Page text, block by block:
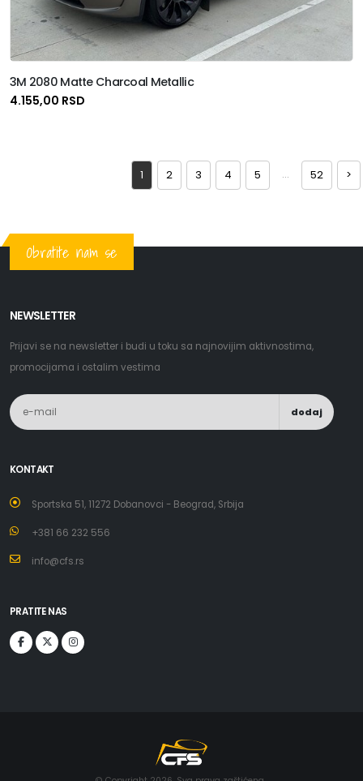
3M 2080 Matte Charcoal Metallic
4.155,00 RSD
1 2 3 4 5 ... 52 >
Obratite nam se
NEWSLETTER
Prijavi se na newsletter i budi u toku sa najnovijim aktivnostima,
promocijama i ostalim vestima
dodaj
KONTAKT
Sportska 51, 11272 Dobanovci - Beograd, Srbija
+381 66 232 556
info@cfs.rs
PRATITE NAS